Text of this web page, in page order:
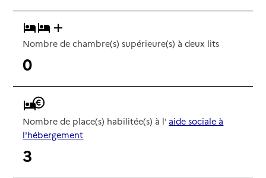
Nombre de chambre(s) supérieure(s) à deux lits
0
Nombre de place(s) habilitée(s) à l' aide sociale à
l'hébergement
3